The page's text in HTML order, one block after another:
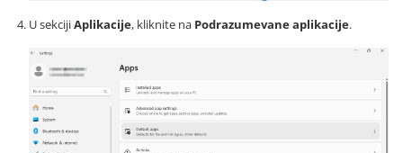
U sekcijiAplikacije, kliknite na Podrazumevane aplikacije.